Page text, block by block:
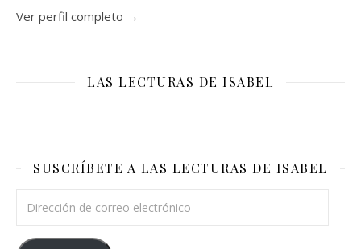
Ver perfil completo →
LAS LECTURAS DE ISABEL
SUSCRÍBETE A LAS LECTURAS DE ISABEL